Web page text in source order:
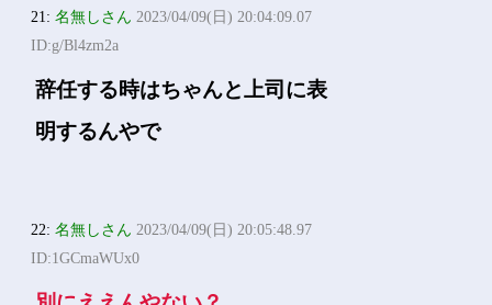
21:名無しさん 2023/04/09(日) 20:04:09.07
ID:g/Bl4zm2a
辞任する時はちゃんと上司に表
明するんやで
22:名無しさん 2023/04/09(日) 20:05:48.97
ID:1GCmaWUx0